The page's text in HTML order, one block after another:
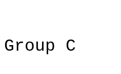
Group C